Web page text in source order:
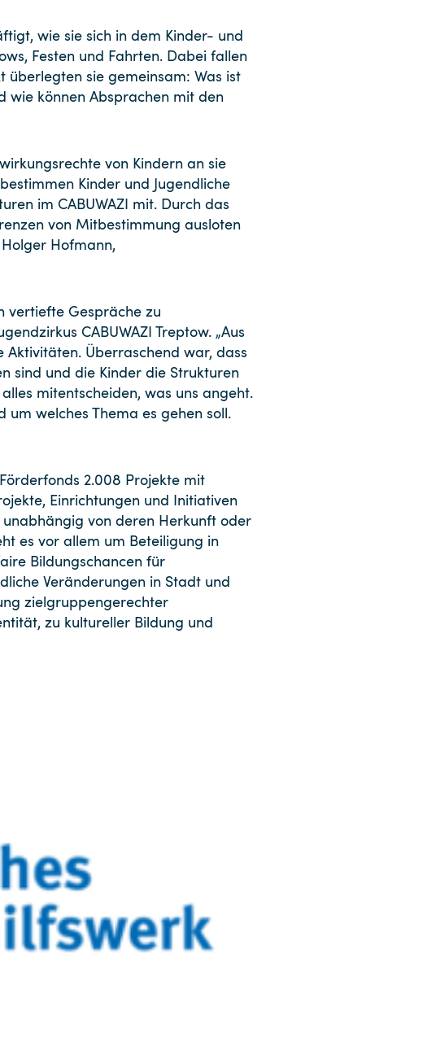
wie sie sich in dem Kinder- und
Festen und Fahrten. Dabei fallen
überlegten sie gemeinsam: Was ist
wie können Absprachen mit den
von Kindern an sie
Kinder und Jugendliche
im CABUWAZI mit. Durch das
von Mitbestimmung ausloten
Hofmann,
vertiefte Gespräche zu
CABUWAZI Treptow. „Aus
Überraschend war, dass
sind und die Kinder die Strukturen
mitentscheiden, was uns angeht.
welches Thema es gehen soll.
2.008 Projekte mit
Einrichtungen und Initiativen
unabhängig von deren Herkunft oder
es vor allem um Beteiligung in
Bildungschancen für
Veränderungen in Stadt und
zielgruppengerechter
zu kultureller Bildung und